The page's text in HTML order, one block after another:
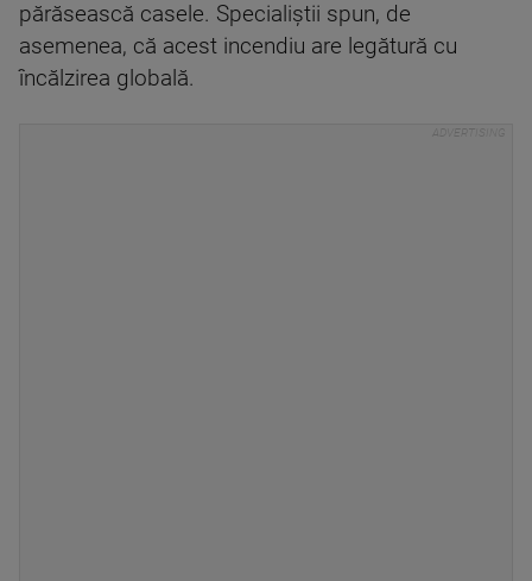
părăsească casele. Specialiștii spun, de
asemenea, că acest incendiu are legătură cu
încălzirea globală.